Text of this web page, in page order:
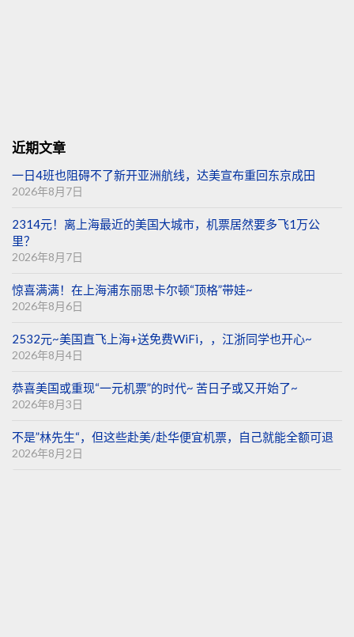
近期文章
一日4班也阻碍不了新开亚洲航线，达美宣布重回东京成田
2026年8月7日
2314元！离上海最近的美国大城市，机票居然要多飞1万公
里？
2026年8月7日
惊喜满满！在上海浦东丽思卡尔顿“顶格”带娃~
2026年8月6日
2532元~美国直飞上海+送免费WiFi，，江浙同学也开心~
2026年8月4日
恭喜美国或重现“一元机票”的时代~ 苦日子或又开始了~
2026年8月3日
不是”林先生“，但这些赴美/赴华便宜机票，自己就能全额可退
2026年8月2日